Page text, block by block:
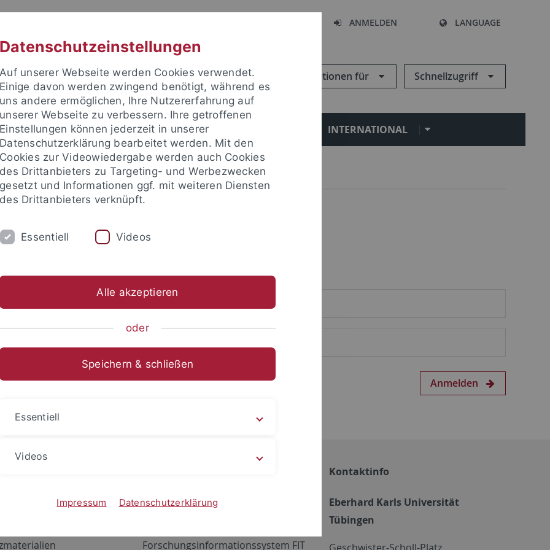
ANMELDEN LANGUAGE
Informationen für Schnellzugriff
FORSCHUNG EINRICHTUNGEN INTERNATIONAL
um sich anzumelden:
Anmelden
Netzwerk
ALMA
Forschungsinformationssystem FIT
Kontaktinfo
Eberhard Karls Universität
Tübingen
Datenschutzeinstellungen
Auf unserer Webseite werden Cookies verwendet.
Einige davon werden zwingend benötigt, während es
uns andere ermöglichen, Ihre Nutzererfahrung auf
unserer Webseite zu verbessern. Ihre getroffenen
Einstellungen können jederzeit in unserer
Datenschutzerklärung bearbeitet werden. Mit den
Cookies zur Videowiedergabe werden auch Cookies
des Drittanbieters zu Targeting- und Werbezwecken
gesetzt und Informationen ggf. mit weiteren Diensten
des Drittanbieters verknüpft.
Essentiell Videos
Alle akzeptieren
oder
Speichern & schließen
Essentiell
Videos
Impressum Datenschutzerklärung